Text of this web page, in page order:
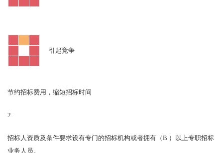
引起竞争
节约招标费用，缩短招标时间
2.
招标人资质及条件要求设有专门的招标机构或者拥有（B ）以上专职招标
业务人员。